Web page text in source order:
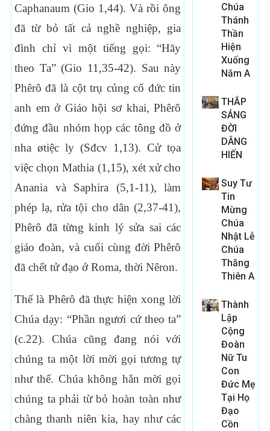
Caphanaum (Gio 1,44). Và rồi ông
đã từ bỏ tất cả nghề nghiệp, gia
đình chỉ vì một tiếng gọi: “Hãy
theo Ta” (Gio 11,35-42). Sau này
Phêrô đã là cột trụ củng cố đức tin
anh em ở Giáo hội sơ khai, Phêrô
đứng đầu nhóm họp các tông đồ ở
nha øtiệc ly (Sđcv 1,13). Cử tọa
việc chọn Mathia (1,15), xét xử cho
Anania và Saphira (5,1-11), làm
phép lạ, rửa tội cho dân (2,37-41),
Phêrô đã từng kinh lý sửa sai các
giáo đoàn, và cuối cùng đời Phêrô
đã chết tử đạo ở Roma, thời Nêron.
Thế là Phêrô đã thực hiện xong lời
Chúa dạy: “Phần ngươi cứ theo ta”
(c.22). Chúa cũng đang nói với
chúng ta một lời mời gọi tương tự
như thế. Chúa không hẳn mời gọi
chúng ta phải từ bỏ hoàn toàn như
chàng thanh niên kia, hay như các
Chúa
Thánh
Thần
Hiện
Xuống
Năm A
THẮP
SÁNG
ĐỜI
DÂNG
HIẾN
Suy Tư
Tin
Mừng
Chúa
Nhật Lễ
Chúa
Thăng
Thiên A
Thành
Lập
Cộng
Đoàn
Nữ Tu
Con
Đức Mẹ
Tại Họ
Đạo
Cồn